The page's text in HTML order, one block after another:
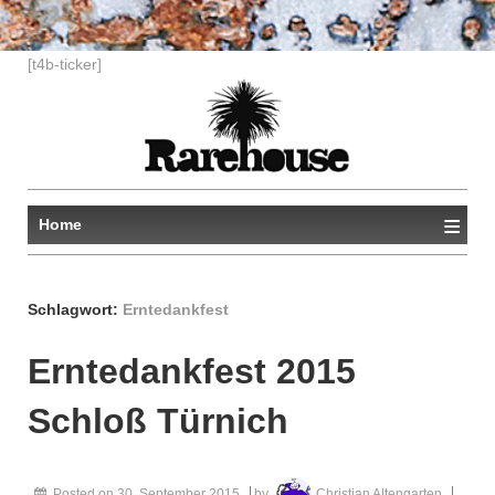
↓[t4b-ticker]
Home ≡
Schlagwort: Erntedankfest
Erntedankfest 2015
Schloß Türnich